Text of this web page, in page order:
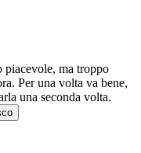
piacevole, ma troppo
Per una volta va bene,
una seconda volta.